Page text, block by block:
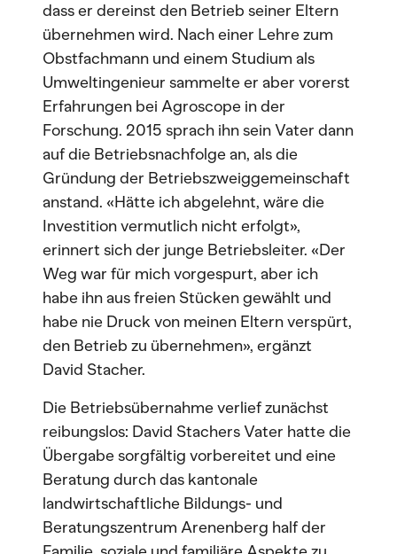
dass er dereinst den Betrieb seiner Eltern
übernehmen wird. Nach einer Lehre zum
Obstfachmann und einem Studium als
Umweltingenieur sammelte er aber vorerst
Erfahrungen bei Agroscope in der
Forschung. 2015 sprach ihn sein Vater dann
auf die Betriebsnachfolge an, als die
Gründung der Betriebszweiggemeinschaft
anstand. «Hätte ich abgelehnt, wäre die
Investition vermutlich nicht erfolgt»,
erinnert sich der junge Betriebsleiter. «Der
Weg war für mich vorgespurt, aber ich
habe ihn aus freien Stücken gewählt und
habe nie Druck von meinen Eltern verspürt,
den Betrieb zu übernehmen», ergänzt
David Stacher.
Die Betriebsübernahme verlief zunächst
reibungslos: David Stachers Vater hatte die
Übergabe sorgfältig vorbereitet und eine
Beratung durch das kantonale
landwirtschaftliche Bildungs- und
Beratungszentrum Arenenberg half der